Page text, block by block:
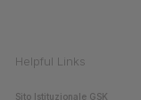
Helpful Links
Sito Istituzionale GSK